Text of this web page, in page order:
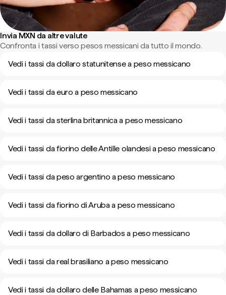
Invia MXN da altre valute
Confronta i tassi verso pesos messicani da tutto il mondo.
Vedi i tassi da dollaro statunitense a peso messicano
Vedi i tassi da euro a peso messicano
Vedi i tassi da sterlina britannica a peso messicano
Vedi i tassi da fiorino delle Antille olandesi a peso messicano
Vedi i tassi da peso argentino a peso messicano
Vedi i tassi da fiorino di Aruba a peso messicano
Vedi i tassi da dollaro di Barbados a peso messicano
Vedi i tassi da real brasiliano a peso messicano
Vedi i tassi da dollaro delle Bahamas a peso messicano